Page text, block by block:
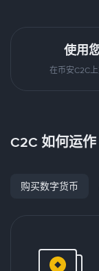
使用
在币安C2C
C2C 如何运作
购买数字货币